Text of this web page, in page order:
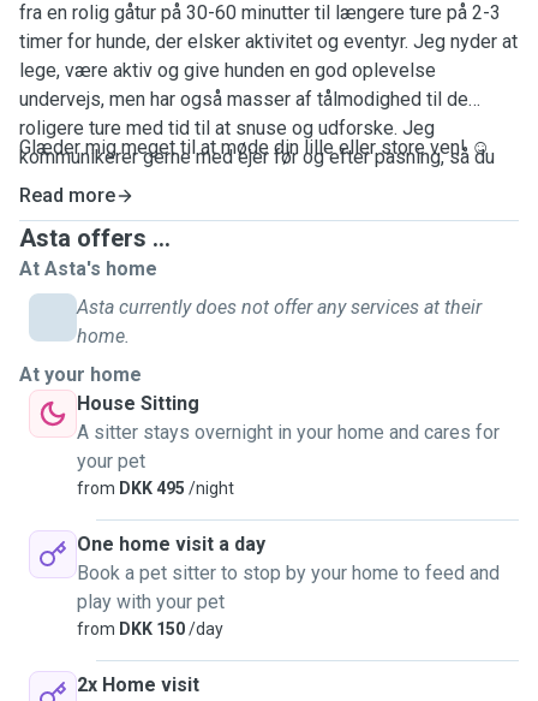
fra en rolig gåtur på 30-60 minutter til længere ture på 2-3
timer for hunde, der elsker aktivitet og eventyr. Jeg nyder at
lege, være aktiv og give hunden en god oplevelse
undervejs, men har også masser af tålmodighed til de
roligere ture med tid til at snuse og udforske. Jeg
kommunikerer gerne med ejer før og efter pasning, så du
altid ved, hvordan turen er gået. Hvis hunden drar i båndet,
stopper jeg med at gå, redirigerer hundens
opmærksomhed, og ændrer rute. Jeg har erfaring med
hunder som drar, og hvis ejer er ok med det, tager jeg gerne
med mig snacks til hunden, så at den kan blive belønnet for
god opførsel. Når jeg passer en hund er den altid under
ikke keder sig. Skulle det opstå en krise (mod formoden),
kan jeg både livredning for hunde, og er ikke bange for at få
den at spytte ut noget den prøver at spise. I sommerferien
er jeg meget fleksibel og tilgængelig for både heldage,
halvdage, korte og lange turer. Vi skrives nærmere ved om
tider.
Glæder mig meget til at møde din lille eller store ven! ☺️
Read more
Asta offers ...
At Asta's home
Asta currently does not offer any services at their
home.
At your home
House Sitting
A sitter stays overnight in your home and cares for
your pet
from DKK 495 /night
One home visit a day
Book a pet sitter to stop by your home to feed and
play with your pet
from DKK 150/day
2x Home visit